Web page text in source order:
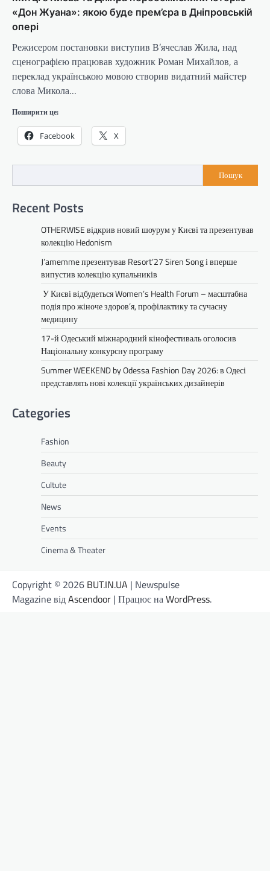
«Дон Жуана»: якою буде прем’єра в Дніпровській
опері
Режисером постановки виступив В’ячеслав Жила, над
сценографією працював художник Роман Михайлов, а
переклад українською мовою створив видатний майстер
слова Микола…
Поширити це:
Facebook X
Пошук
Recent Posts
OTHERWISE відкрив новий шоурум у Києві та презентував
колекцію Hedonism
J’amemme презентував Resort’27 Siren Song і вперше
випустив колекцію купальників
У Києві відбудеться Women’s Health Forum – масштабна
подія про жіноче здоров’я, профілактику та сучасну
медицину
17-й Одеський міжнародний кінофестиваль оголосив
Національну конкурсну програму
Summer WEEKEND by Odessa Fashion Day 2026: в Одесі
представлять нові колекції українських дизайнерів
Categories
Fashion
Beauty
Cultute
News
Events
Cinema & Theater
Copyright © 2026 BUT.IN.UA | Newspulse
Magazine відAscendoor | Працює наWordPress.